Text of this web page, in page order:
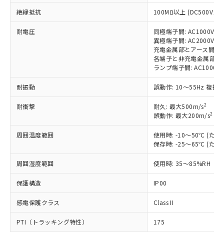
絶縁抵抗 100MΩ以上 (DC500Vメ
耐電圧
同極端子間: AC1000V
異極端子間: AC2000V
充電金属部とアース間:
各端子と非充電金属部
ランプ端子間:
耐振動 誤動作: 10～55Hz 複振
耐衝撃 耐久: 最大500m/s2
誤動作: 最大200m/s2
周囲温度範囲
使用時: -10～50℃ (ただ
保存時: -25～65℃ (ただ
周囲湿度範囲 使用時: 35～85%RH
保護構造 IP00
感電保護クラス Class II
PTI（トラッキング特性） 175
以下の条件をお読みいただき、同意のうえ
本サービスは、当社制御機器事業取扱
商品の当社在庫状況および標準価格
(税抜)を提供させていただくもので
当社制御機器事業取扱商品の中には、
本サービスの対象外となる商品もある
在庫状況および標準価格照会結果は、
タに基づき作成されるものであり、閲
覧された時点での実際の在庫および標
準価格とは異なる場合があることをご
対応済み：EU RoHS指令（10物質）の
非含有に対応した製品が提供可能な商品で
対応予定：EU RoHS指令（10物質）の非含
有に対応した製品に切り替える予定のある
対応予定なし：EU RoHS指令（10物質）の
非含有に非対応の商品で、対応品を出す予
調査・確認中：EU RoHS指令（10物質）の
非含有の対応状況を調査中または確認中の
非該当品：ライセンス料など無形物で、有
害物質有無と関係のない商品です。
仕入先様の事情により、非含有部品として
いたものが、含有品と判明した場合などや
むを得ず変更することがあります。
*EU RoHS指令（10物質）：
ミウム(Cd) 100ppm以下、
六価クロム(Cr(Ⅵ)) 1000ppm以下、ポリ臭化ビフェニル
「○」：最大均質材料含有率が中国RoHSの
基準値以下であることを示します。
「×」：最大均質材料含有率が中国RoHSの
基準値を超えていることを示します。
「－」：未確認です。当社販売部門へお問
*中国RoHS10物質の基準値 (GB/T26572)：
Pb(鉛) :1000ppm、 Hg(水銀) : 1000ppm、 Cd(カドミウ
ム) : 100ppm、
当社は、これら貴社製品のうち、外国
為替および外国貿易法に定める商品
（以下｢規制貨物等」という）を輸出
または国外への提供する場合は、日本
国政府の輸出許可(または役務取引許
可)を取得するなどの必要な手続きを
記
号